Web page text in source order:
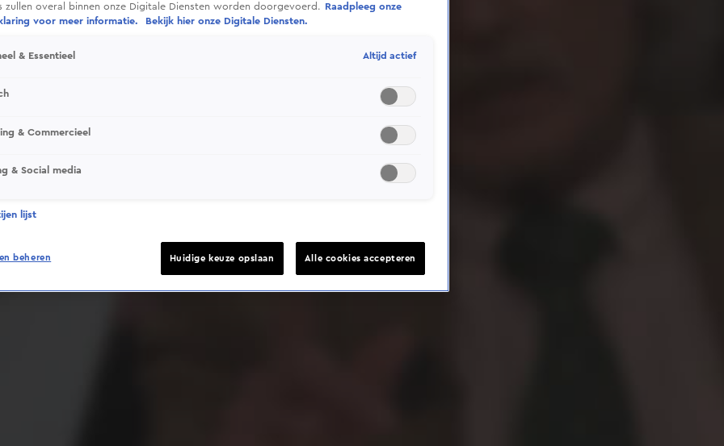
Deze video is niet beschikbaar op je huidige locatie
zullen overal binnen onze Digitale Diensten worden doorgevoerd.
Raadpleeg onze
voor meer informatie.
Bekijk hier onze Digitale Diensten.
& Essentieel Altijd actief
& Commercieel
& Social media
lijst
beheren Huidige keuze opslaan Alle cookies accepteren